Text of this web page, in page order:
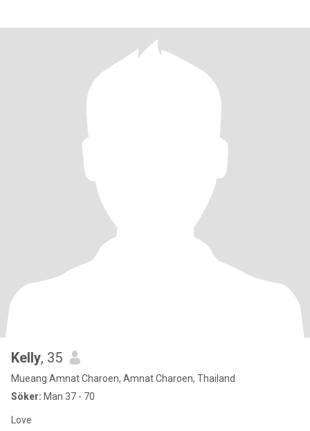
Kelly, 35
Mueang Amnat Charoen, Amnat Charoen, Thailand
Söker: Man 37 - 70
Love